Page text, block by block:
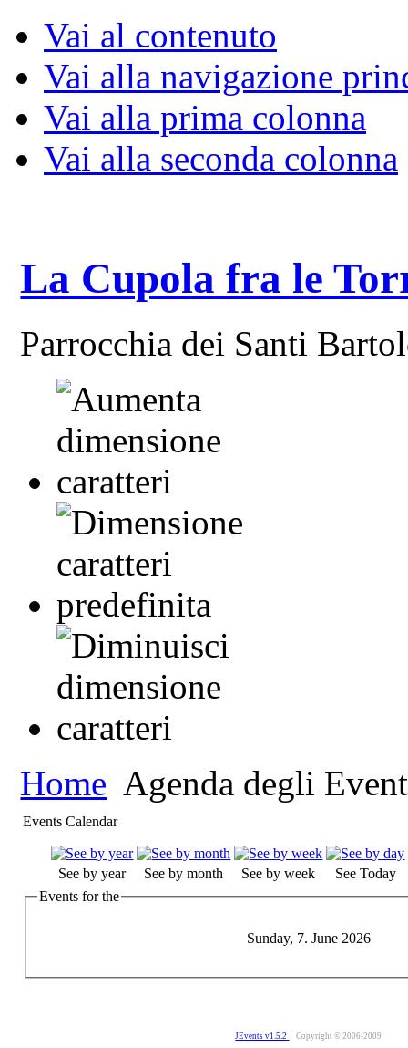
Vai al contenuto
Vai alla navigazione
Vai alla prima colonna
Vai alla seconda colonna
La Cupola fra le
Parrocchia dei Santi
Home Agenda degli
Events Calendar
See by year See by month See by week
See Today
Events for the
Sunday, 7. June 2026
JEvents v1.5.2 Copyright © 2006-2009